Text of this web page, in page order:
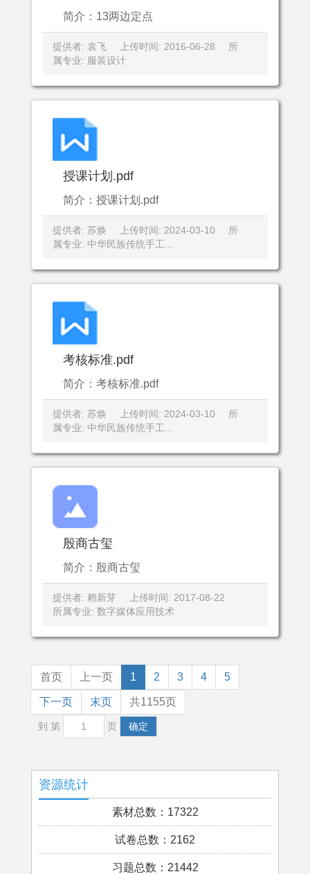
简介：13两边定点
提供者: 袁飞 上传时间: 2016-06-28
所
属专业: 服装设计
授课计划.pdf
简介：授课计划.pdf
提供者: 苏焕 上传时间: 2024-03-10
所
属专业: 中华民族传统手工...
考核标准.pdf
简介：考核标准.pdf
提供者: 苏焕 上传时间: 2024-03-10
所
属专业: 中华民族传统手工...
殷商古玺
简介：殷商古玺
提供者: 赖新芽
上传时间: 2017-08-22
所属专业: 数字媒体应用技术
首页 上一页 1 2 3 4 5
下一页 末页 共1155页
到 第 页 确定
资源统计
素材总数：17322
试卷总数：2162
习题总数：21442